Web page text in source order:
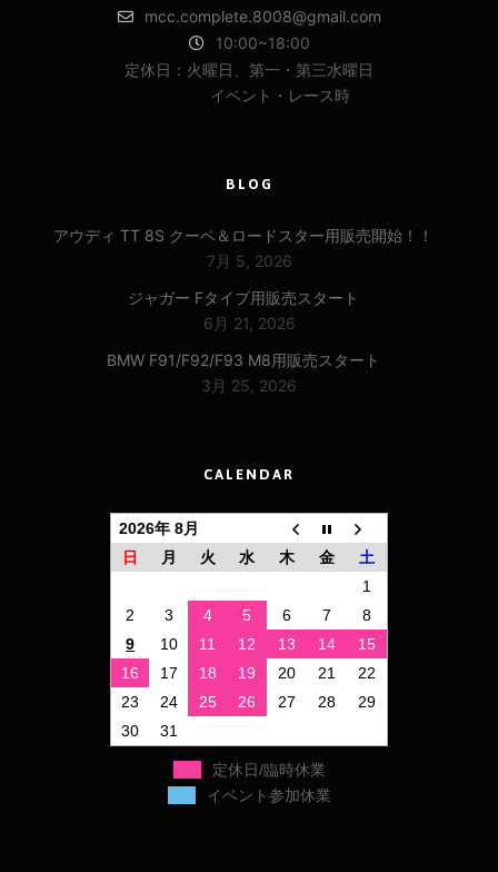
mcc.complete.8008@gmail.com
10:00~18:00
定休日：火曜日、第一・第三水曜日
イベント・レース時
BLOG
アウディ TT 8S クーペ＆ロードスター用販売開始！！
7月 5, 2026
ジャガー Fタイプ用販売スタート
6月 21, 2026
BMW F91/F92/F93 M8用販売スタート
3月 25, 2026
CALENDAR
2026年 8月
日
月 火 水 木 金
土
1
2
3 4 5 6 7
8
9
10 11 12 13 14
15
16
17 18 19 20 21
22
23
24 25 26 27 28
29
30
31
定休日/臨時休業
イベント参加休業